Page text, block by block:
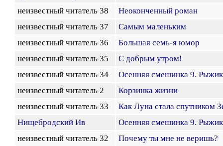
неизвестный читатель 38
Неоконченный роман
неизвестный читатель 37
Самым маленьким
неизвестный читатель 36
Большая семь-я юмор
неизвестный читатель 35
С добрым утром!
неизвестный читатель 34
Осенняя смешинка 9. Рыжик
неизвестный читатель 2
Корзинка жизни
неизвестный читатель 33
Как Луна стала спутником
Нищебродский Ив
Осенняя смешинка 9. Рыжик
неизвестный читатель 32
Почему ты мне не веришь?